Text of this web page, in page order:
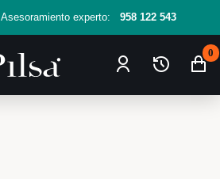
Asesoramiento experto: 958 122 543
0